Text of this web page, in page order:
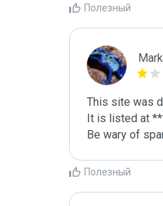
Полезный
This site was
It is listed at
Be wary of
Полезный